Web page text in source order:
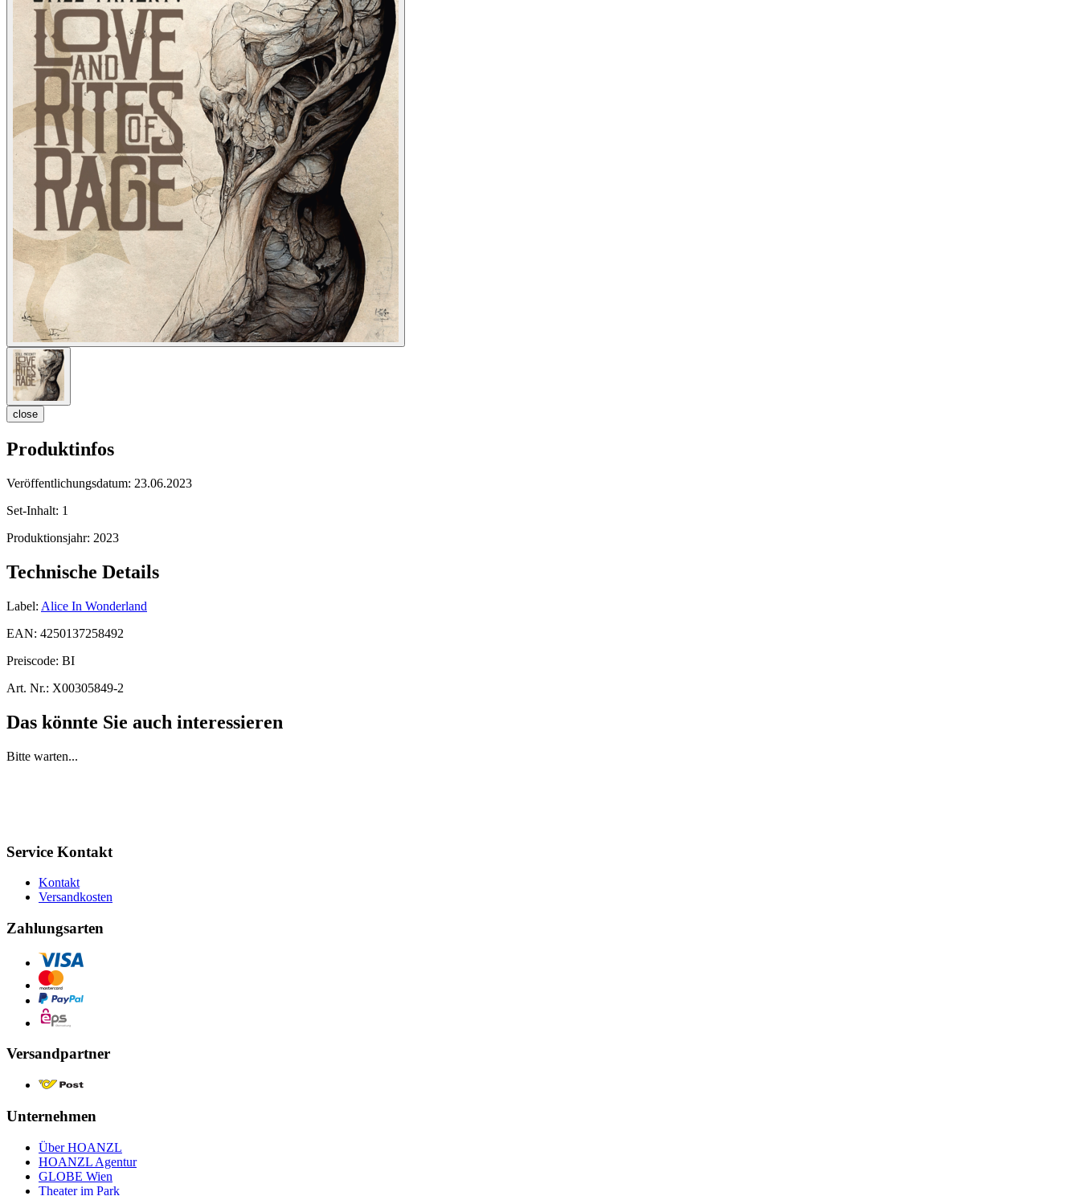
close
Produktinfos
Veröffentlichungsdatum: 23.06.2023
Set-Inhalt: 1
Produktionsjahr: 2023
Technische Details
Label: Alice In Wonderland
EAN: 4250137258492
Preiscode: BI
Art. Nr.: X00305849-2
Das könnte Sie auch interessieren
Bitte warten...
Service Kontakt
Kontakt
Versandkosten
Zahlungsarten
Versandpartner
Unternehmen
Über HOANZL
HOANZL Agentur
GLOBE Wien
Theater im Park